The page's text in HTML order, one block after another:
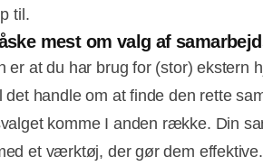
til.
mest om valg af
er at du har brug for (stor) ekstern
det handle om at finde den rette
komme I anden række. Din
et værktøj, der gør dem